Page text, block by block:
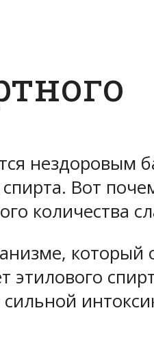
нездоровым
Вот
количества
который
этилового